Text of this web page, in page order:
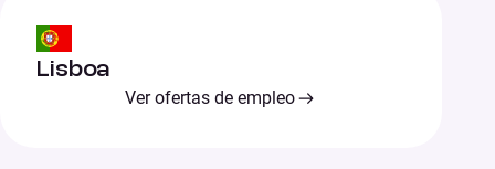
Lisboa
Ver ofertas de empleo